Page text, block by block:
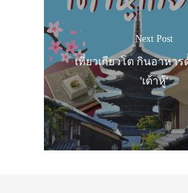
Next Post
เที่ยวเกียวโต กินอาหาร
'เต้าหู้'